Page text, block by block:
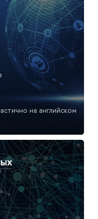
на английском